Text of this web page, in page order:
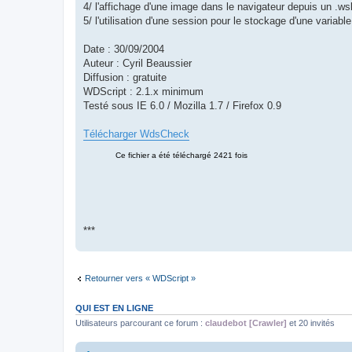
4/ l'affichage d'une image dans le navigateur depuis un
5/ l'utilisation d'une session pour le stockage d'une variable
Date : 30/09/2004
Auteur : Cyril Beaussier
Diffusion : gratuite
WDScript : 2.1.x minimum
Testé sous IE 6.0 / Mozilla 1.7 / Firefox 0.9
Télécharger WdsCheck
***
Retourner vers « WDScript »
QUI EST EN LIGNE
Utilisateurs parcourant ce forum : claudebot [Crawler] et 20 invités